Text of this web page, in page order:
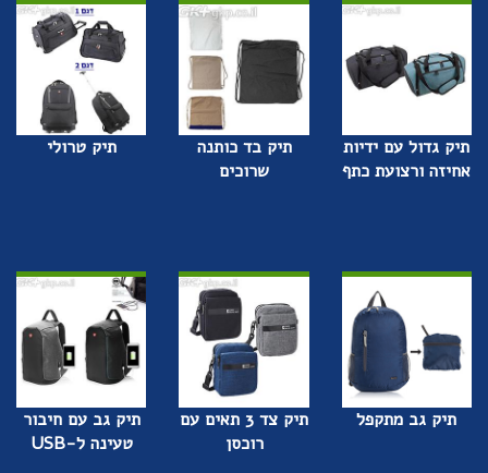
תיק גדול עם ידיות
אחיזה ורצועת כתף
תיק בד כותנה
שרוכים
תיק טרולי
תיק גב מתקפל
תיק צד 3 תאים עם
רוכסן
תיק גב עם חיבור
טעינה ל-USB